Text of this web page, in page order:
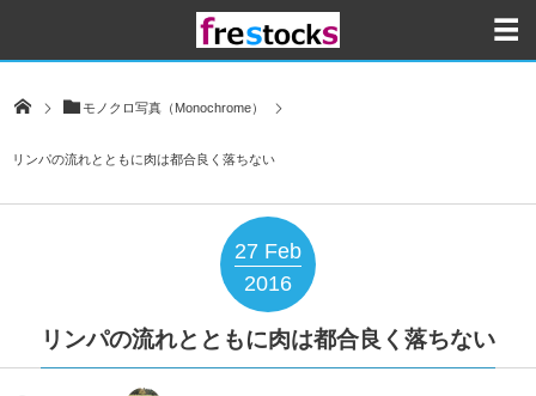
モノクロ写真（Monochrome）
リンパの流れとともに肉は都合良く落ちない
27 Feb
2016
リンパの流れとともに肉は都合良く落ちない